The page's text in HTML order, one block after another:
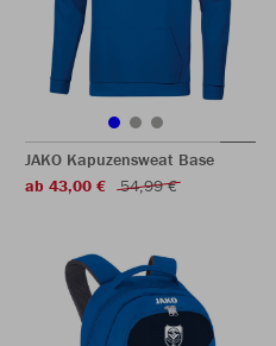
JAKO Kapuzensweat Base
ab 43,00 €
54,99 €